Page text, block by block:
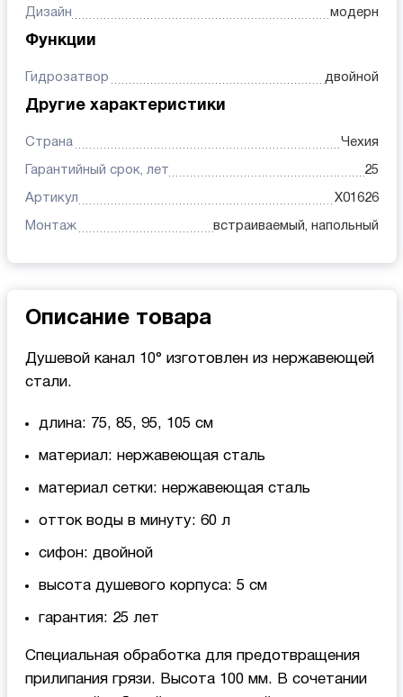
Дизайн модерн
Функции
Гидрозатвор двойной
Другие характеристики
Страна Чехия
Гарантийный срок, лет 25
Артикул X01626
Монтаж встраиваемый, напольный
Описание товара
Душевой канал 10° изготовлен из нержавеющей
стали.
длина: 75, 85, 95, 105 см
материал: нержавеющая сталь
материал сетки: нержавеющая сталь
отток воды в минуту: 60 л
cифон: двойной
высота душевого корпуса: 5 см
гарантия: 25 лет
Специальная обработка для предотвращения
прилипания грязи. Высота 100 мм. В сочетании